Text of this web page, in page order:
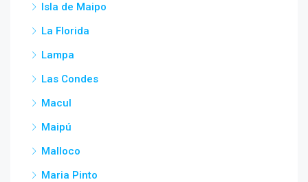
Isla de Maipo
La Florida
Lampa
Las Condes
Macul
Maipú
Malloco
Maria Pinto